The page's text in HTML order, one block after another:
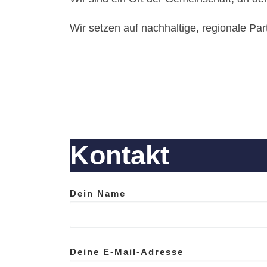
Wir setzen auf nachhaltige, regionale
Kontakt
Dein Name
Deine E-Mail-Adresse